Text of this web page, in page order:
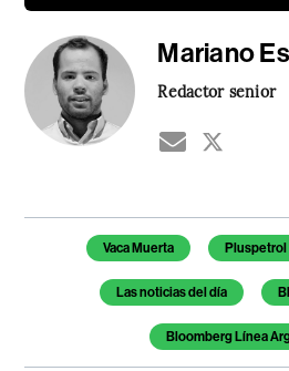
Mariano
Redactor senior
Temas de este artículo
Vaca Muerta Pluspetrol
Las noticias del día
Bloomberg Línea